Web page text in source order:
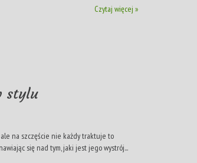
Czytaj więcej »
stylu
na szczęście nie każdy traktuje to
się nad tym, jaki jest jego wystrój...